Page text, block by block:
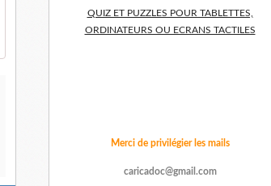
QUIZ ET PUZZLES POUR TABLETTES,
ORDINATEURS OU ECRANS TACTILES
Merci de privilégier les mails
caricadoc@gmail.com